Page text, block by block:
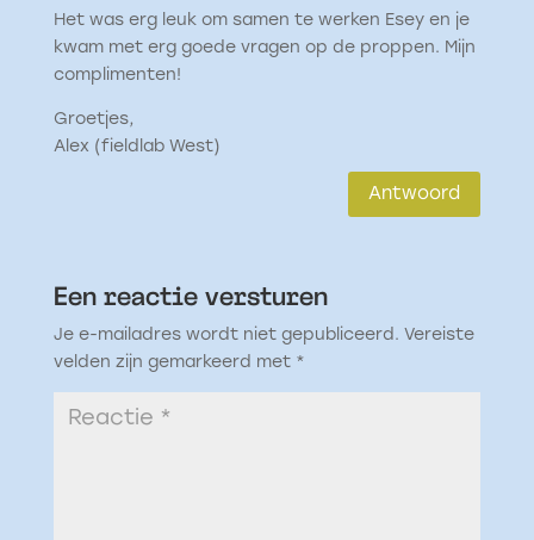
Het was erg leuk om samen te werken Esey en je
kwam met erg goede vragen op de proppen. Mijn
complimenten!
Groetjes,
Alex (fieldlab West)
Antwoord
Een reactie versturen
Je e-mailadres wordt niet gepubliceerd. Vereiste
velden zijn gemarkeerd met *